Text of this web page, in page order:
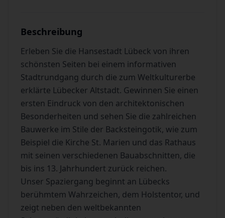
Beschreibung
Erleben Sie die Hansestadt Lübeck von ihren
schönsten Seiten bei einem informativen
Stadtrundgang durch die zum Weltkulturerbe
erklärte Lübecker Altstadt. Gewinnen Sie einen
ersten Eindruck von den architektonischen
Besonderheiten und sehen Sie die zahlreichen
Bauwerke im Stile der Backsteingotik, wie zum
Beispiel die Kirche St. Marien und das Rathaus
mit seinen verschiedenen Bauabschnitten, die
bis ins 13. Jahrhundert zurück reichen.
Unser Spaziergang beginnt an Lübecks
berühmtem Wahrzeichen, dem Holstentor, und
zeigt neben den weltbekannten